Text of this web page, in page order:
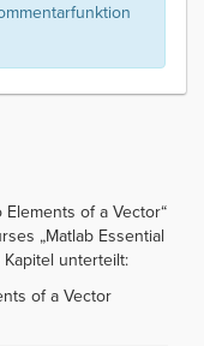
of a Vector“
„Matlab Essential
unterteilt:
of a Vector